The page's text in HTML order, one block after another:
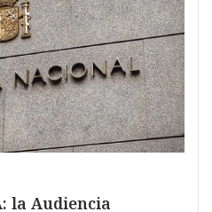
la Audiencia